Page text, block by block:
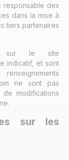
responsable des
dans la mise à
tiers partenaires
sur le site
indicatif, et sont
ne sont pas
modifications
sur les